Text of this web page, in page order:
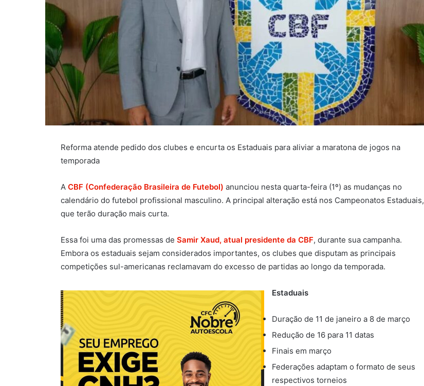
Reforma atende pedido dos clubes e encurta os Estaduais para aliviar a maratona de jogos na
temporada
A CBF (Confederação Brasileira de Futebol) anunciou nesta quarta-feira (1º) as mudanças no
calendário do futebol profissional masculino. A principal alteração está nos Campeonatos Estaduais,
que terão duração mais curta.
Essa foi uma das promessas de Samir Xaud, atual presidente da CBF, durante sua campanha.
Embora os estaduais sejam considerados importantes, os clubes que disputam as principais
competições sul-americanas reclamavam do excesso de partidas ao longo da temporada.
Estaduais
Duração de 11 de janeiro a 8 de março
Redução de 16 para 11 datas
Finais em março
Federações adaptam o formato de seus
respectivos torneios